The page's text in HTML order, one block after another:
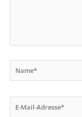
Mail-